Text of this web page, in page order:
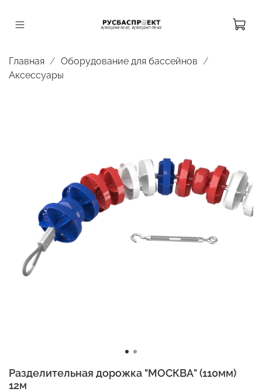
Главная
Оборудование для бассейнов
Аксессуары
Разделительная дорожка "МОСКВА" (110мм)
12м